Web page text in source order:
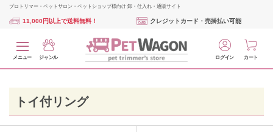
プロトリマー・ペットサロン・ペットショップ様向け 卸・仕入れ・通販サイト
11,000円以上で送料無料！ クレジットカード・売掛払い可能
メニュー ジャンル ログイン カート
トイ付リング